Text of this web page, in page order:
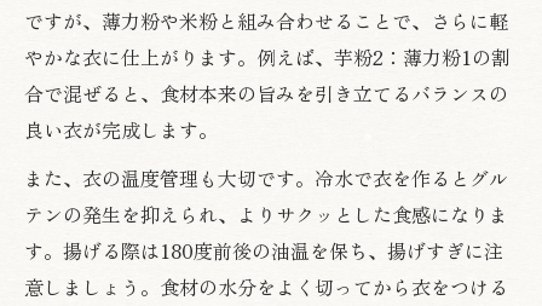
ですが、薄力粉や米粉と組み合わせることで、さらに軽
やかな衣に仕上がります。例えば、芋粉2：薄力粉1の割
合で混ぜると、食材本来の旨みを引き立てるバランスの
良い衣が完成します。
また、衣の温度管理も大切です。冷水で衣を作るとグル
テンの発生を抑えられ、よりサクッとした食感になりま
す。揚げる際は180度前後の油温を保ち、揚げすぎに注
意しましょう。食材の水分をよく切ってから衣をつける